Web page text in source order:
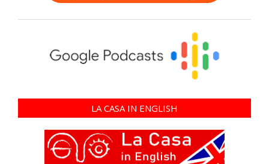
LA CASA IN ENGLISH